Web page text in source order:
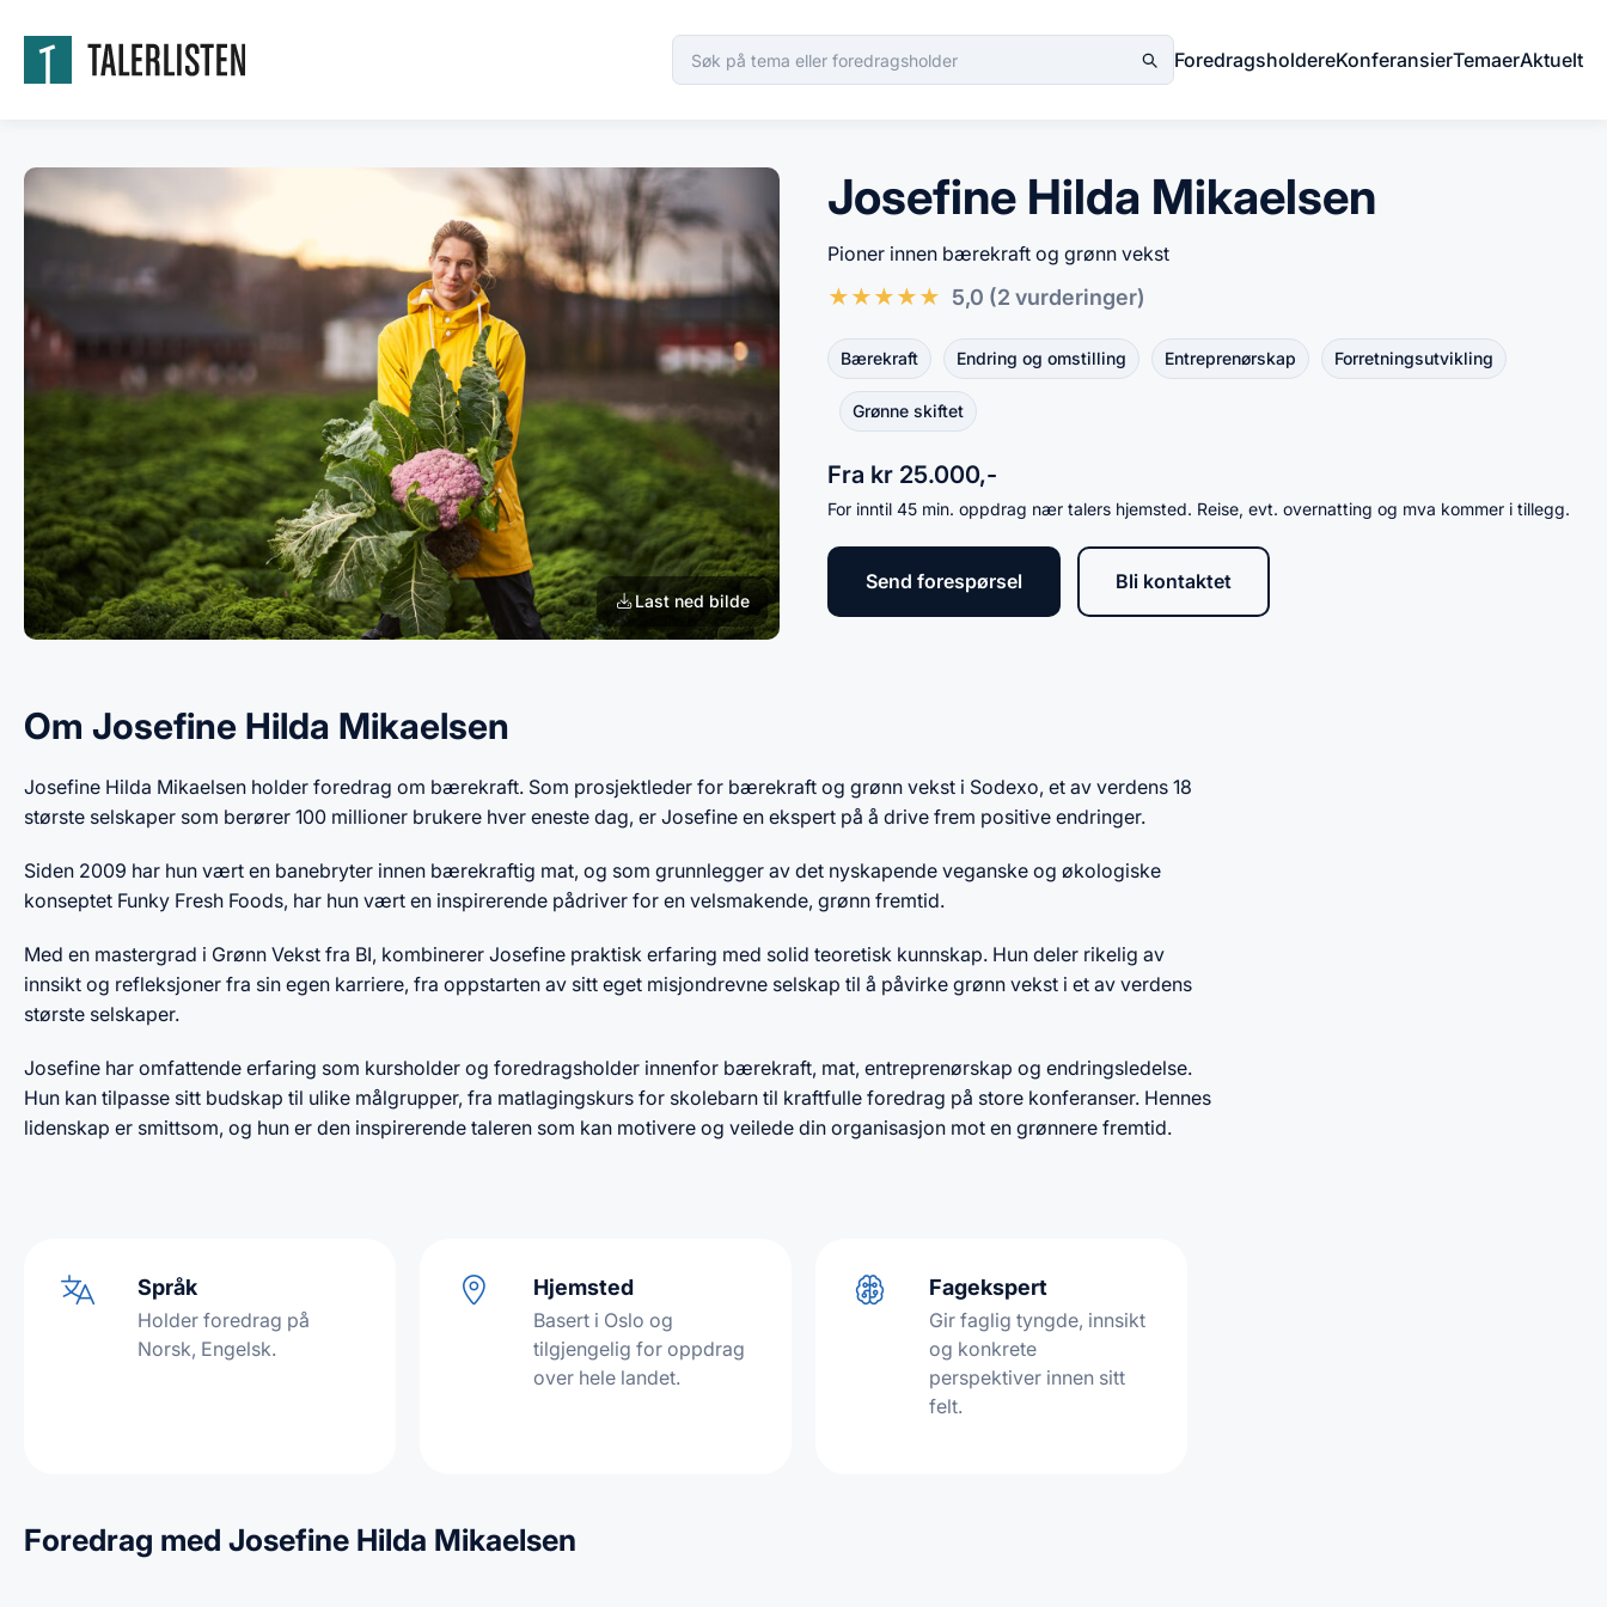
ForedragsholdereKonferansierTemaerAktuelt
Last ned bilde
Josefine Hilda Mikaelsen
Pioner innen bærekraft og grønn vekst
★★★★★ 5,0 (2 vurderinger)
Bærekraft Endring og omstilling Entreprenørskap Forretningsutvikling
Grønne skiftet
Fra kr 25.000,-
For inntil 45 min. oppdrag nær talers hjemsted. Reise, evt. overnatting og mva kommer i tillegg.
Send forespørsel Bli kontaktet
Om Josefine Hilda Mikaelsen
Josefine Hilda Mikaelsen holder foredrag om bærekraft. Som prosjektleder for bærekraft og grønn vekst i Sodexo, et av verdens 18
største selskaper som berører 100 millioner brukere hver eneste dag, er Josefine en ekspert på å drive frem positive endringer.
Siden 2009 har hun vært en banebryter innen bærekraftig mat, og som grunnlegger av det nyskapende veganske og økologiske
konseptet Funky Fresh Foods, har hun vært en inspirerende pådriver for en velsmakende, grønn fremtid.
Med en mastergrad i Grønn Vekst fra BI, kombinerer Josefine praktisk erfaring med solid teoretisk kunnskap. Hun deler rikelig av
innsikt og refleksjoner fra sin egen karriere, fra oppstarten av sitt eget misjondrevne selskap til å påvirke grønn vekst i et av verdens
største selskaper.
Josefine har omfattende erfaring som kursholder og foredragsholder innenfor bærekraft, mat, entreprenørskap og endringsledelse.
Hun kan tilpasse sitt budskap til ulike målgrupper, fra matlagingskurs for skolebarn til kraftfulle foredrag på store konferanser. Hennes
lidenskap er smittsom, og hun er den inspirerende taleren som kan motivere og veilede din organisasjon mot en grønnere fremtid.
Språk
Holder foredrag på
Norsk, Engelsk.
Hjemsted
Basert i Oslo og
tilgjengelig for oppdrag
over hele landet.
Fagekspert
Gir faglig tyngde, innsikt
og konkrete
perspektiver innen sitt
felt.
Foredrag med Josefine Hilda Mikaelsen